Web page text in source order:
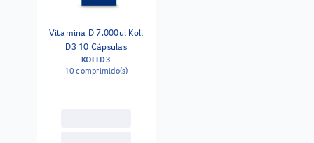
Vitamina D 7.000ui Koli
D3 10 Cápsulas
KOLI D3
10 comprimido(s)